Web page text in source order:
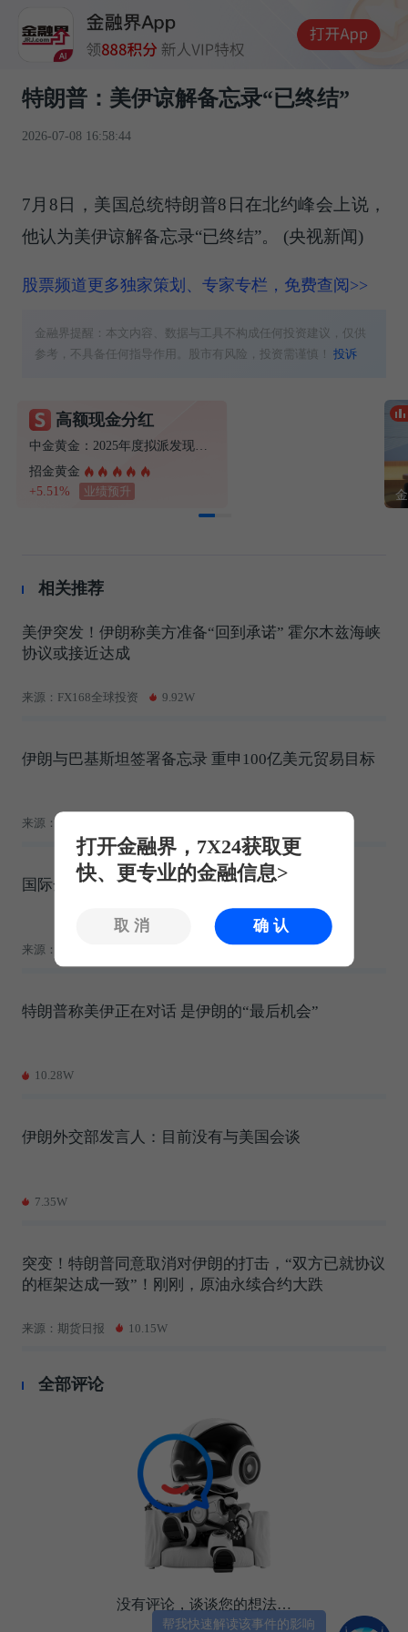
特朗普：美伊谅解备忘录“已终结”
2026-07-08 16:58:44
7月8日，美国总统特朗普8日在北约峰会上说，
他认为美伊谅解备忘录“已终结”。 (央视新闻)
股票频道更多独家策划、专家专栏，免费查阅>>
金融界提醒：本文内容、数据与工具不构成任何投资建议，仅供
参考，不具备任何指导作用。股市有风险，投资需谨慎！投诉
高额现金分红
招金黄金
+5.51%
业绩预升
相关推荐
美伊突发！伊朗称美方准备“回到承诺” 霍尔木兹海峡
协议或接近达成
来源：FX168全球投资 9.92W
伊朗与巴基斯坦签署备忘录 重申100亿美元贸易目标
来源：观点网
国际金融要情 |（周二 2026.8.4）
来源：国际金融报
特朗普称美伊正在对话 是伊朗的“最后机会”
10.28W
伊朗外交部发言人：目前没有与美国会谈
7.35W
突变！特朗普同意取消对伊朗的打击，“双方已就协议
的框架达成一致”！刚刚，原油永续合约大跌
来源：期货日报 10.15W
全部评论
没有评论，谈谈您的想法…
帮我快速解读该事件的影响
打开金融界，7X24获取更
快、更专业的金融信息>
取消 确认